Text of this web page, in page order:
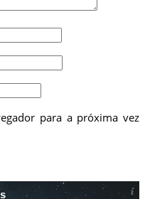
para a próxima vez